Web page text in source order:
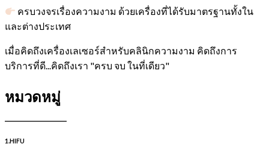
ครบวงจรเรื่องความงาม ด้วยเครื่องที่ได้รับมาตรฐานทั้งใน
และต่างประเทศ
เมื่อคิดถึงเครื่องเลเซอร์สำหรับคลินิกความงาม คิดถึงการ
บริการที่ดี...คิดถึงเรา "ครบ จบ ในที่เดียว"
หมวดหมู่
1.HIFU